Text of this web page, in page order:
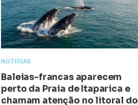
NOTÍCIAS
Baleias-francas aparecem
perto da Praia de Itaparica e
chamam atenção no litoral do